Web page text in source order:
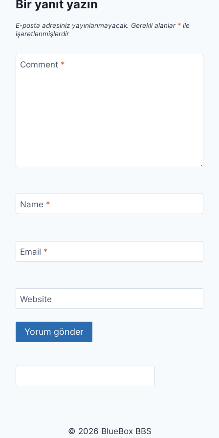
Bir yanıt yazın
E-posta adresiniz yayınlanmayacak. Gerekli alanlar * ile
işaretlenmişlerdir
Comment *
Name *
Email *
Website
© 2026 BlueBox BBS